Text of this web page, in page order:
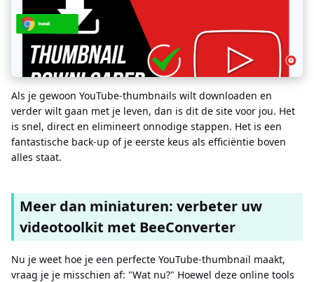
Als je gewoon YouTube-thumbnails wilt downloaden en
verder wilt gaan met je leven, dan is dit de site voor jou. Het
is snel, direct en elimineert onnodige stappen. Het is een
fantastische back-up of je eerste keus als efficiëntie boven
alles staat.
Meer dan miniaturen: verbeter uw
videotoolkit met BeeConverter
Nu je weet hoe je een perfecte YouTube-thumbnail maakt,
vraag je je misschien af: "Wat nu?" Hoewel deze online tools